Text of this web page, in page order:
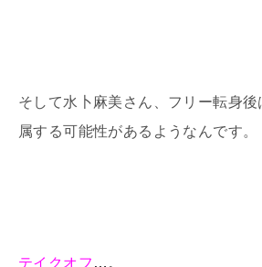
そして水卜麻美さん、フリー転身後
属する可能性があるようなんです。
テイクオフ …。